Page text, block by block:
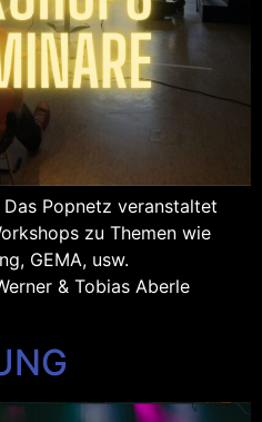
Das Popnetz veranstaltet
zu Themen wie
GEMA, usw.
& Tobias Aberle